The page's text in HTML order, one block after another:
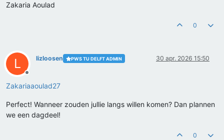
Zakaria Aoulad
0
L
Offline
lizloosen PWS TU DELFT ADMIN 30 apr. 2026 15:50
Zakariaaoulad27
Perfect! Wanneer zouden jullie langs willen komen? Dan plannen
we een dagdeel!
0